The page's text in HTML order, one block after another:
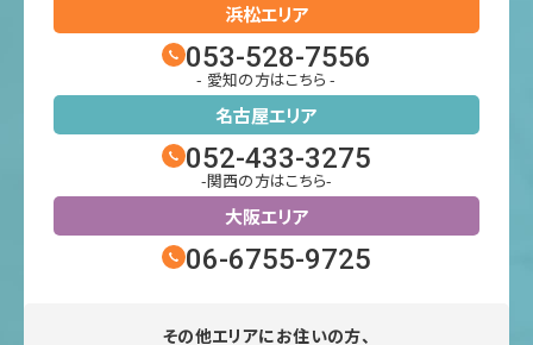
浜松エリア
053-528-7556
- 愛知の方はこちら -
名古屋エリア
052-433-3275
-関西の方はこちら-
大阪エリア
06-6755-9725
その他エリアにお住いの方、